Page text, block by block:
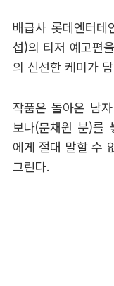
배급사 롯데엔터
섭)의 티저 예고편
의 신선한 케미가
작품은 돌아온 남
보나(문채원 분)를
에게 절대 말할 수
그린다.